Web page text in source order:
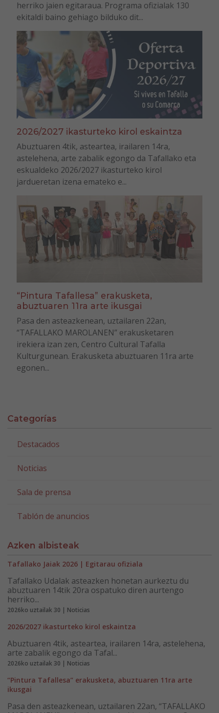
herriko jaien egitaraua. Programa ofizialak 130
ekitaldi baino gehiago bilduko dit...
2026/2027 ikasturteko kirol eskaintza
Abuztuaren 4tik, asteartea, irailaren 14ra,
astelehena, arte zabalik egongo da Tafallako eta
eskualdeko 2026/2027 ikasturteko kirol
jardueretan izena emateko e...
“Pintura Tafallesa” erakusketa,
abuztuaren 11ra arte ikusgai
Pasa den asteazkenean, uztailaren 22an,
“TAFALLAKO MAROLANEN” erakusketaren
irekiera izan zen, Centro Cultural Tafalla
Kulturgunean. Erakusketa abuztuaren 11ra arte
egonen...
Categorías
Destacados
Noticias
Sala de prensa
Tablón de anuncios
Azken albisteak
Tafallako Jaiak 2026 | Egitarau ofiziala
Tafallako Udalak asteazken honetan aurkeztu du
abuztuaren 14tik 20ra ospatuko diren aurtengo
herriko...
2026ko uztailak 30 | Noticias
2026/2027 ikasturteko kirol eskaintza
Abuztuaren 4tik, asteartea, irailaren 14ra, astelehena,
arte zabalik egongo da Tafal...
2026ko uztailak 30 | Noticias
“Pintura Tafallesa” erakusketa, abuztuaren 11ra arte
ikusgai
Pasa den asteazkenean, uztailaren 22an, “TAFALLAKO